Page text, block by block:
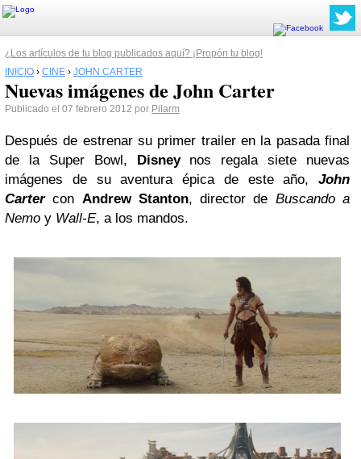
¿Los artículos de tu blog publicados aquí? ¡Propón tu blog!
INICIO › CINE › JOHN CARTER
Nuevas imágenes de John Carter
Publicado el 07 febrero 2012 por Pilarm
Después de estrenar su primer trailer en la pasada final
de la Super Bowl, Disneynos regala siete nuevas
imágenes de su aventura épica de este año, John
Cartercon Andrew Stanton, director de Buscando a
Nemo y Wall-E, a los mandos.